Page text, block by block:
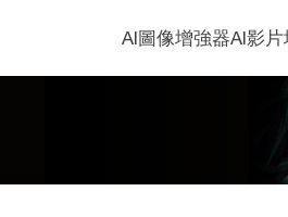
AI圖像增強器AI影